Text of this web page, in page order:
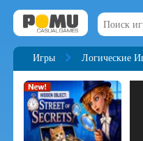
Игры Логические